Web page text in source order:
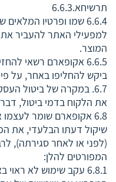
תרשיחא.6.6.3
6.6.4 שמו ופרטיו
למפעילי האתר להעביר את
המוצר.
6.6.5 אקופארם רשאי
ביקש להחליפו באחר, על
6.7. במקרה של ביטול
את הלקוח בדמי ביטול,
6.8 אקופארם שומר
שיקול דעתו הבלעדי, את
(לפני או לאחר סגירתה),
המפורטים להלן:
6.8.1 עקב שימוש לא